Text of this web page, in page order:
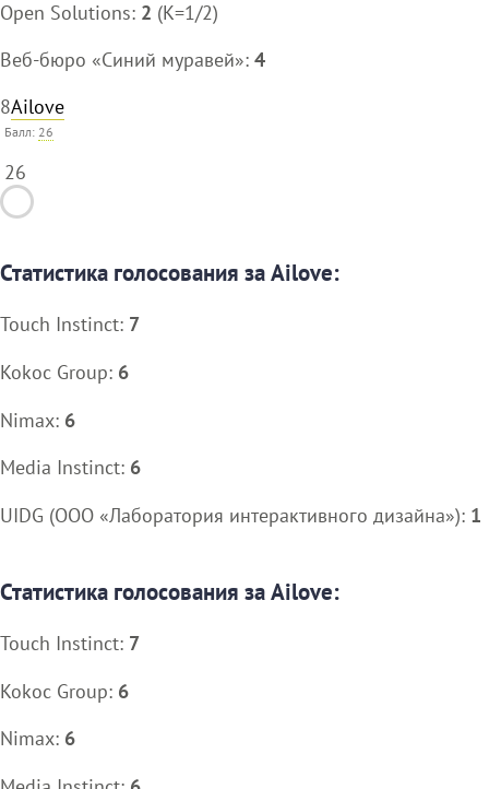
Open Solutions: 2 (K=1/2)
Веб-бюро «Синий муравей»: 4
8Ailove
Балл: 26
26
Статистика голосования за Ailove:
Touch Instinct: 7
Kokoc Group: 6
Nimax: 6
Media Instinct: 6
UIDG (ООО «Лаборатория интерактивного дизайна»): 1
Статистика голосования за Ailove:
Touch Instinct: 7
Kokoc Group: 6
Nimax: 6